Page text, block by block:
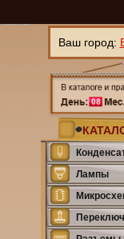
Ваш город:
Лампы